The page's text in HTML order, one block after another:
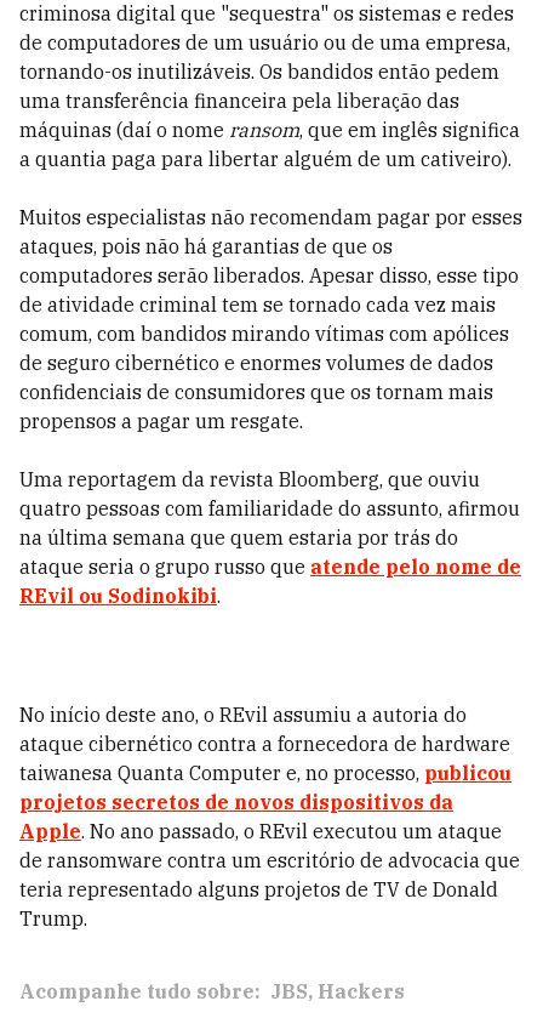
criminosa digital que "sequestra" os sistemas e redes
de computadores de um usuário ou de uma empresa,
tornando-os inutilizáveis. Os bandidos então pedem
uma transferência financeira pela liberação das
máquinas (daí o nome ransom, que em inglês significa
a quantia paga para libertar alguém de um cativeiro).
Muitos especialistas não recomendam pagar por esses
ataques, pois não há garantias de que os
computadores serão liberados. Apesar disso, esse tipo
de atividade criminal tem se tornado cada vez mais
comum, com bandidos mirando vítimas com apólices
de seguro cibernético e enormes volumes de dados
confidenciais de consumidores que os tornam mais
propensos a pagar um resgate.
Uma reportagem da revista Bloomberg, que ouviu
quatro pessoas com familiaridade do assunto, afirmou
na última semana que quem estaria por trás do
ataque seria o grupo russo que atende pelo nome de
REvil ou Sodinokibi.
No início deste ano, o REvil assumiu a autoria do
ataque cibernético contra a fornecedora de hardware
taiwanesa Quanta Computer e, no processo, publicou
projetos secretos de novos dispositivos da
Apple. No ano passado, o REvil executou um ataque
de ransomware contra um escritório de advocacia que
teria representado alguns projetos de TV de Donald
Trump.
Acompanhe tudo sobre: JBS Hackers